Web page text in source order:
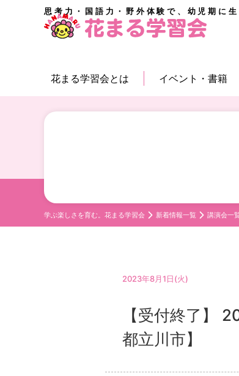
思考力・国語力・野外体験で、幼児期に生
花まる学習会とは イベント・書籍
学ぶ楽しさを育む。花まる学習会 新着情報一覧 講演会一
2023年8月1日(火)
【受付終了】
都立川市】